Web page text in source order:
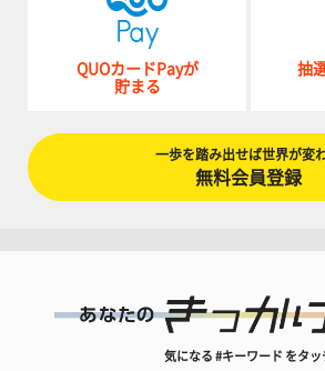
QUOカードPayが
貯まる
抽
一歩を踏み出せば世界が変
無料会員登録
気になる #キーワード をタッ